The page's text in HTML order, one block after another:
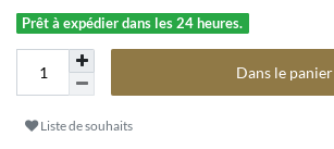
Prêt à expédier dans les 24 heures.
Dans le panier
Liste de souhaits